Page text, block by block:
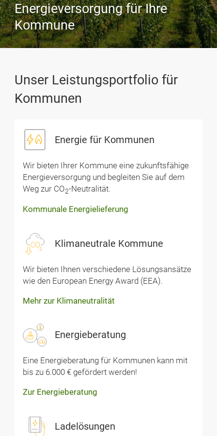
Energieversorgung für Ihre
Kommune
Unser Leistungsportfolio für
Kommunen
Energie für Kommunen
Wir bieten Ihrer Kommune eine zukunftsfähige
Energieversorgung und begleiten Sie auf dem
Weg zur CO2-Neutralität.
Kommunale Energielieferung
Klimaneutrale Kommune
Wir bieten Ihnen verschiedene Lösungsansätze
wie den European Energy Award (EEA).
Mehr zur Klimaneutralität
Energieberatung
Eine Energieberatung für Kommunen kann mit
bis zu 6.000 € gefördert werden!
Zur Energieberatung
Ladelösungen